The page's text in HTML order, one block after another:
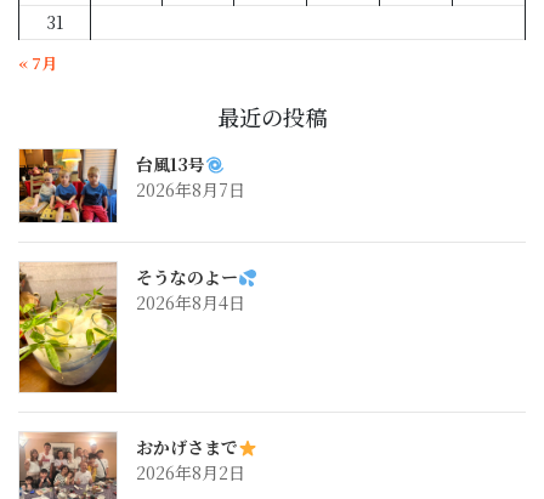
31
« 7月
最近の投稿
台風13号
2026年8月7日
そうなのよー
2026年8月4日
おかげさまで
2026年8月2日